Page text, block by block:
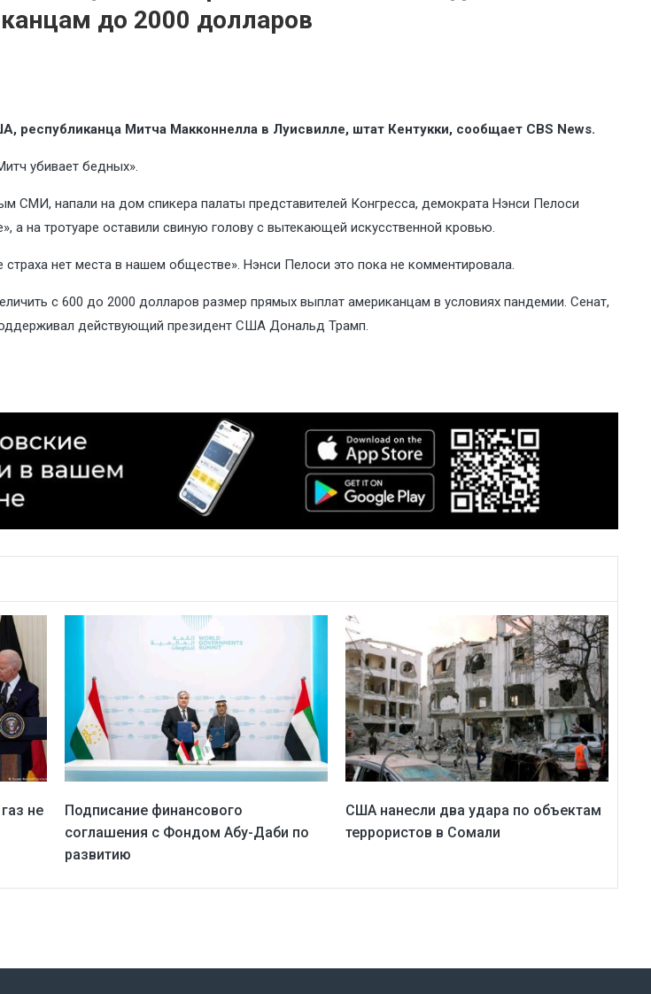
до 2000 долларов
республиканца Митча Макконнелла в Луисвилле, штат Кентукки, сообщает CBS News.
убивает бедных».
напали на дом спикера палаты представителей Конгресса, демократа Нэнси Пелоси
на тротуаре оставили свиную голову с вытекающей искусственной кровью.
нет места в нашем обществе». Нэнси Пелоси это пока не комментировала.
с 600 до 2000 долларов размер прямых выплат американцам в условиях пандемии. Сенат,
действующий президент США Дональд Трамп.
не
Подписание финансового
соглашения с Фондом Абу-Даби по
развитию
США нанесли два удара по объектам
террористов в Сомали